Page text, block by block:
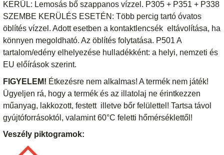
KERÜL: Lemosás bő szappanos vízzel. P305 + P351 + P338
SZEMBE KERÜLÉS ESETÉN: Több percig tartó óvatos
öblítés vízzel. Adott esetben a kontaktlencsék eltávolítása, ha
könnyen megoldható. Az öblítés folytatása. P501 A
tartalom/edény elhelyezése hulladékként: a helyi, nemzeti és
EU előírások szerint.
FIGYELEM! Étkezésre nem alkalmas! A termék nem játék!
Ügyeljen rá, hogy a termék és az illatolaj ne érintkezzen
műanyag, lakkozott, festett illetve bőr felülettel! Tartsa távol
gyújtóforrásoktól, valamint 60°C feletti hőmérséklettől!
Veszély piktogramok: